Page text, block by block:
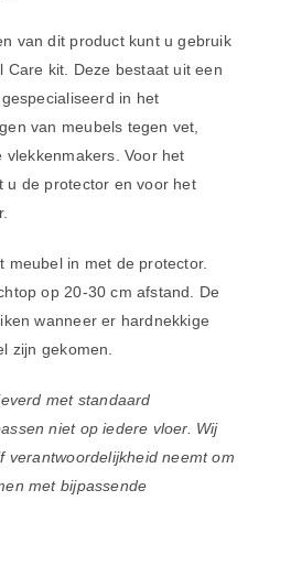
van dit product kunt u gebruik
Care kit. Deze bestaat uit een
in het
van meubels tegen vet,
vlekkenmakers. Voor het
u de protector en voor het
meubel in met de protector.
op 20-30 cm afstand. De
wanneer er hardnekkige
zijn gekomen.
met standaard
niet op iedere vloer. Wij
verantwoordelijkheid neemt om
met bijpassende